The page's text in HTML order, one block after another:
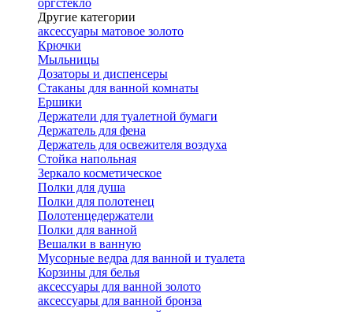
оргстекло
Другие категории
аксессуары матовое золото
Крючки
Мыльницы
Дозаторы и диспенсеры
Стаканы для ванной комнаты
Ершики
Держатели для туалетной бумаги
Держатель для фена
Держатель для освежителя воздуха
Стойка напольная
Зеркало косметическое
Полки для душа
Полки для полотенец
Полотенцедержатели
Полки для ванной
Вешалки в ванную
Мусорные ведра для ванной и туалета
Корзины для белья
аксессуары для ванной золото
аксессуары для ванной бронза